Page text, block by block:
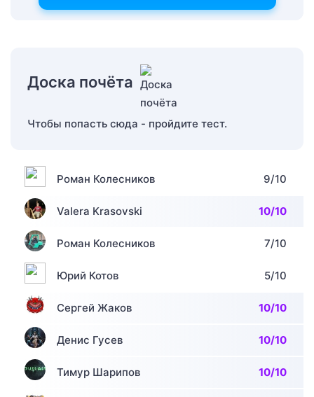
Доска почёта
Чтобы попасть сюда - пройдите тест.
Роман Колесников 9/10
Valera Krasovski 10/10
Роман Колесников 7/10
Юрий Котов 5/10
Сергей Жаков 10/10
Денис Гусев 10/10
Тимур Шарипов 10/10